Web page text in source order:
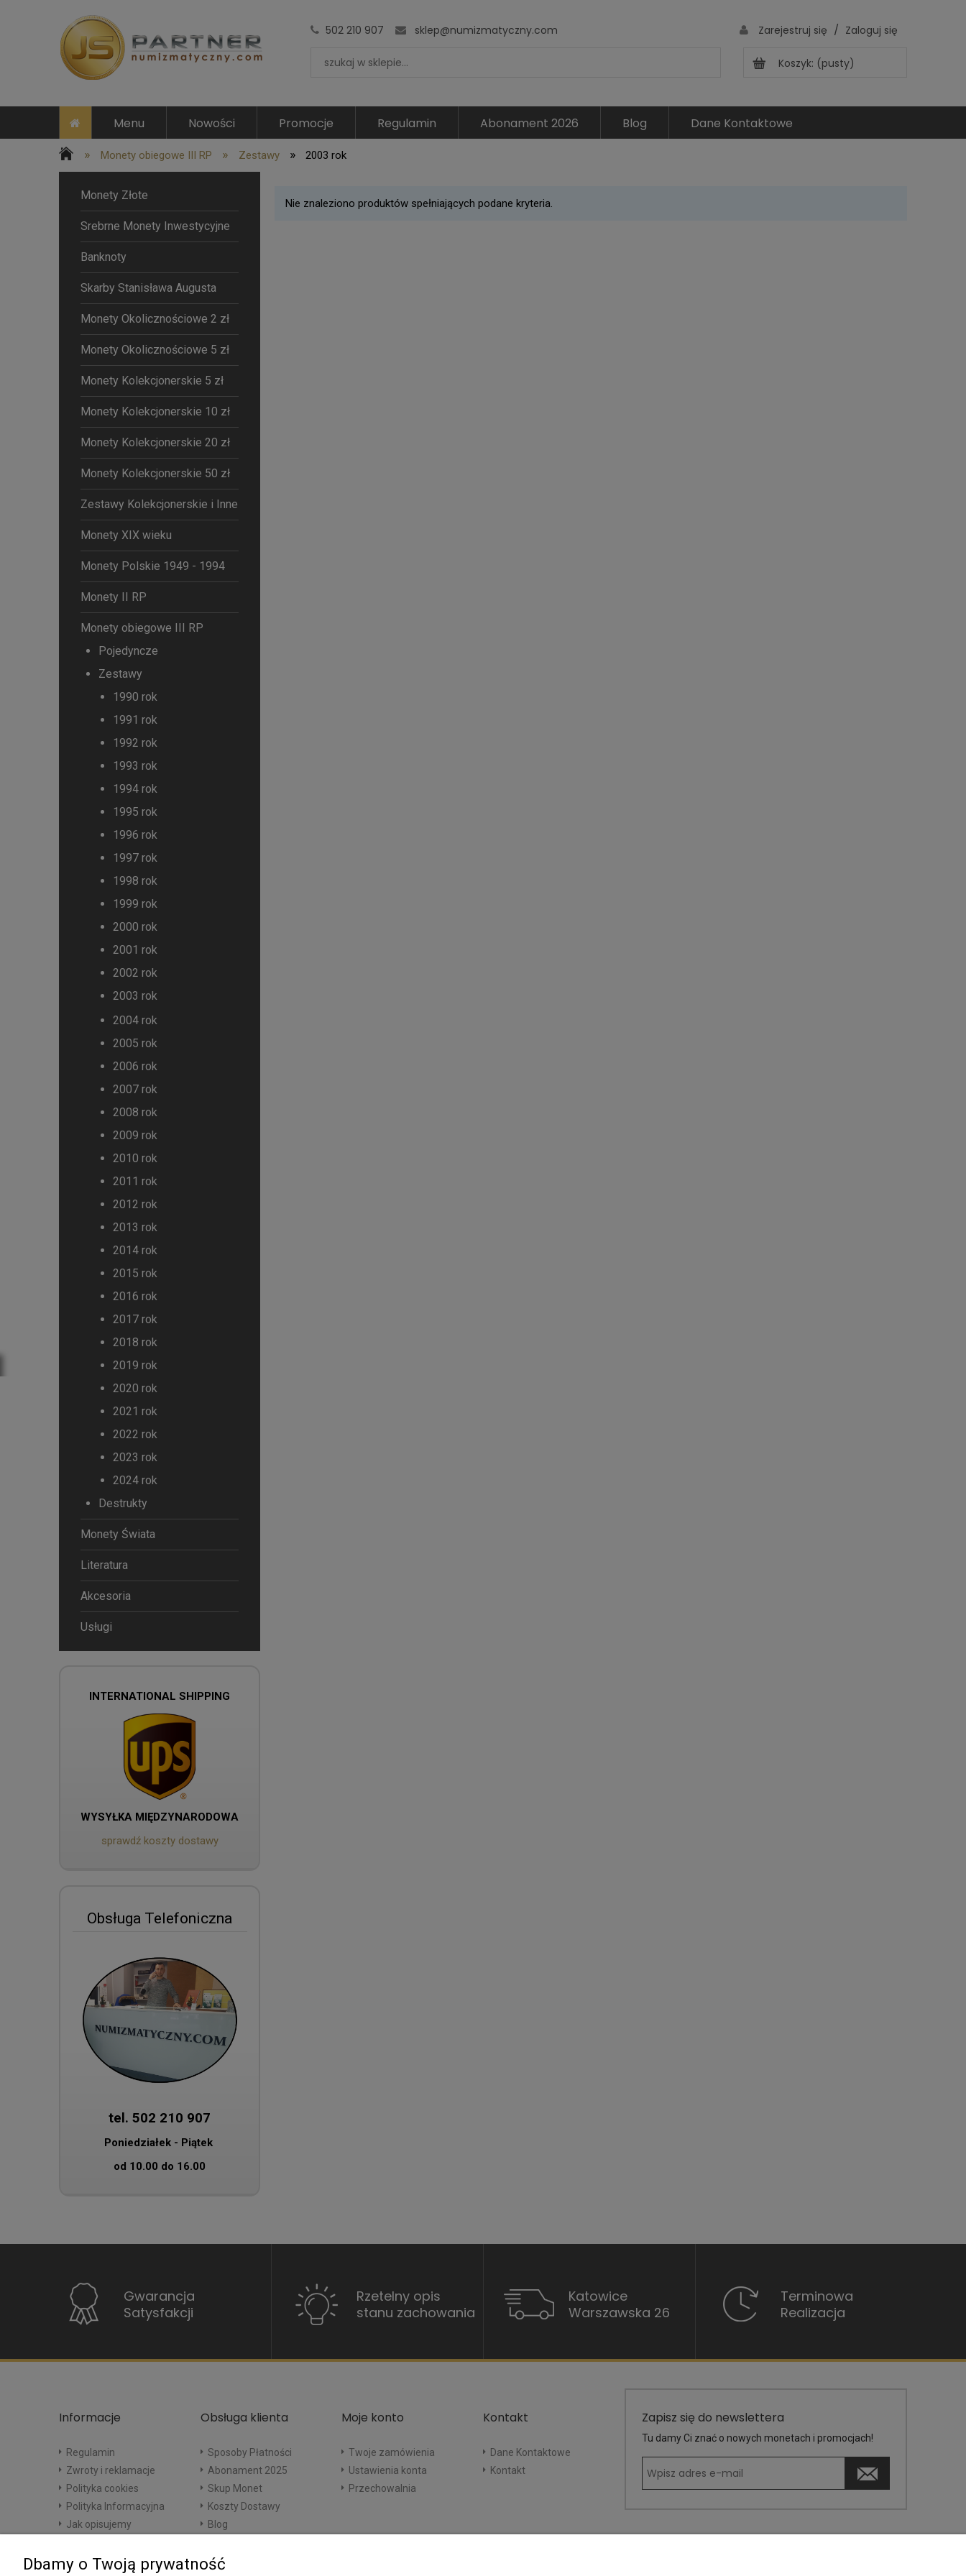
502 210 907 sklep@numizmatyczny.com Zarejestruj się / Zaloguj się
Koszyk: (pusty)
Menu Nowości Promocje Regulamin Abonament 2026 Blog Dane Kontaktowe
» Monety obiegowe III RP » Zestawy » 2003 rok
Monety Złote
Srebrne Monety Inwestycyjne
Banknoty
Skarby Stanisława Augusta
Monety Okolicznościowe 2 zł
Monety Okolicznościowe 5 zł
Monety Kolekcjonerskie 5 zł
Monety Kolekcjonerskie 10 zł
Monety Kolekcjonerskie 20 zł
Monety Kolekcjonerskie 50 zł
Zestawy Kolekcjonerskie i Inne
Monety XIX wieku
Monety Polskie 1949 - 1994
Monety II RP
Monety obiegowe III RP
Pojedyncze
Zestawy
1990 rok
1991 rok
1992 rok
1993 rok
1994 rok
1995 rok
1996 rok
1997 rok
1998 rok
1999 rok
2000 rok
2001 rok
2002 rok
2003 rok
2004 rok
2005 rok
2006 rok
2007 rok
2008 rok
2009 rok
2010 rok
2011 rok
2012 rok
2013 rok
2014 rok
2015 rok
2016 rok
2017 rok
2018 rok
2019 rok
2020 rok
2021 rok
2022 rok
2023 rok
2024 rok
Destrukty
Monety Świata
Literatura
Akcesoria
Usługi
INTERNATIONAL SHIPPING
WYSYŁKA MIĘDZYNARODOWA
sprawdź koszty dostawy
Obsługa Telefoniczna
tel. 502 210 907
Poniedziałek - Piątek
od 10.00 do 16.00
Nie znaleziono produktów spełniających podane kryteria.
Gwarancja
Satysfakcji
Rzetelny opis
stanu zachowania
Katowice
Warszawska 26
Terminowa
Realizacja
Informacje
Regulamin
Zwroty i reklamacje
Polityka cookies
Polityka Informacyjna
Jak opisujemy
Obsługa klienta
Sposoby Płatności
Abonament 2025
Skup Monet
Koszty Dostawy
Blog
Moje konto
Twoje zamówienia
Ustawienia konta
Przechowalnia
Kontakt
Dane Kontaktowe
Kontakt
Zapisz się do newslettera
Tu damy Ci znać o nowych monetach i promocjach!
Dbamy o Twoją prywatność